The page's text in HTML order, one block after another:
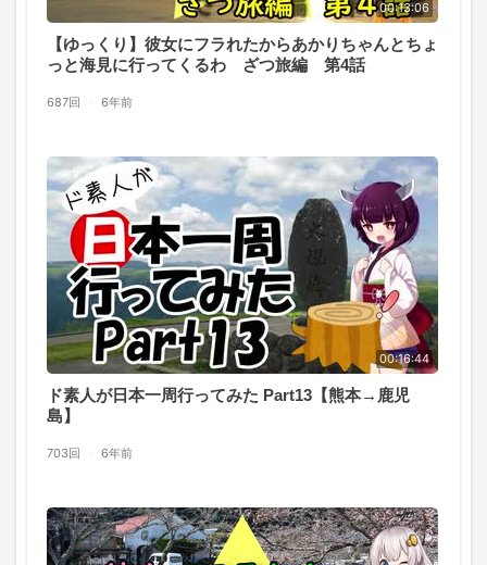
00:13:06
【ゆっくり】彼女にフラれたからあかりちゃんとちょ
っと海見に行ってくるわ ざつ旅編 第4話
687回 · 6年前
00:16:44
ド素人が日本一周行ってみた Part13【熊本→鹿児
島】
703回 · 6年前